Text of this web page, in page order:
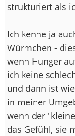
strukturiert als
Ich kenne ja
Würmchen -
wenn Hunger
ich keine
und dann ist
in meiner
wenn der
das Gefühl, sie